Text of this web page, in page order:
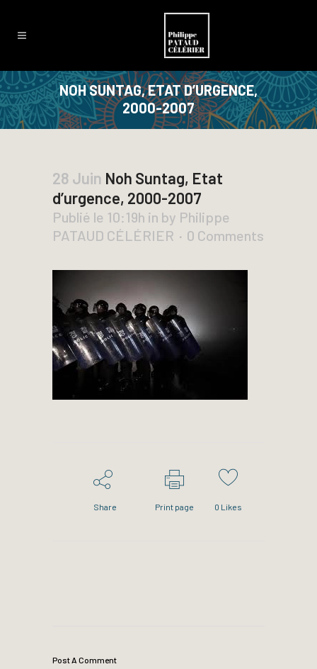
NOH SUNTAG, ETAT D’URGENCE,
2000-2007
28 Juin Noh Suntag, Etat
d’urgence, 2000-2007
Publié le 10:19h in by Philippe
PATAUD CÉLÉRIER
0 Comments
Share Print page 0 Likes
Post A Comment